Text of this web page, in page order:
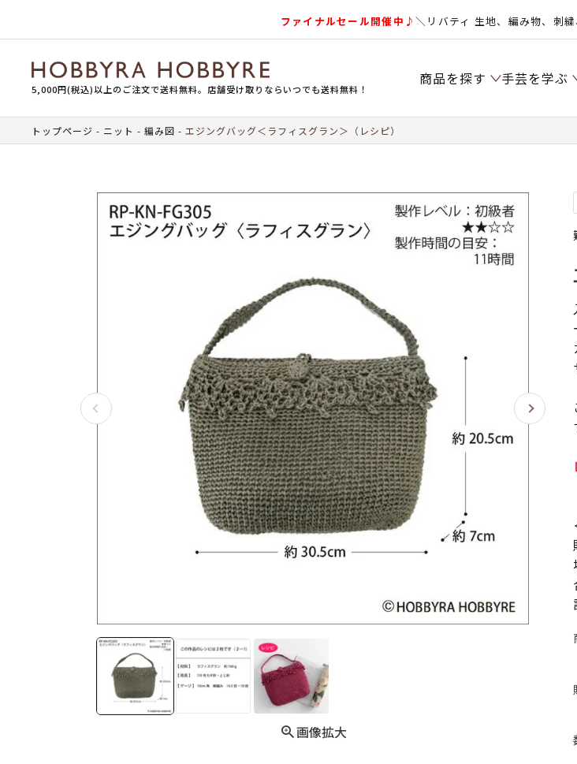
ファイナルセール開催中♪＼リバティ 生地、編み物、刺
5,000円(税込)以上のご注文で送料無料。店舗受け取りならいつでも送料無料！
商品を探す 手芸を学ぶ
トップページ ニット 編み図 エジングバッグ＜ラフィスグラン＞（レシピ）
画像拡大